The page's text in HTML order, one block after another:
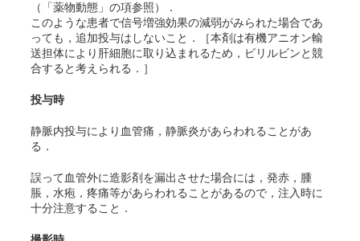
（「薬物動態」の項参照）．
このような患者で信号増強効果の減弱がみられた場合であ
っても，追加投与はしないこと．［本剤は有機アニオン輸
送担体により肝細胞に取り込まれるため，ビリルビンと競
合すると考えられる．］
投与時
静脈内投与により血管痛，静脈炎があらわれることがあ
る．
誤って血管外に造影剤を漏出させた場合には，発赤，腫
脹，水疱，疼痛等があらわれることがあるので，注入時に
十分注意すること．